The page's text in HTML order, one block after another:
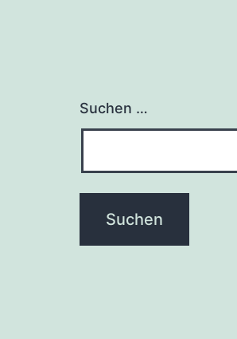
Suchen …